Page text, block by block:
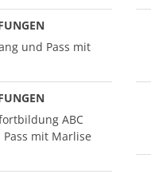
und Pass mit
ABC
mit Marlise